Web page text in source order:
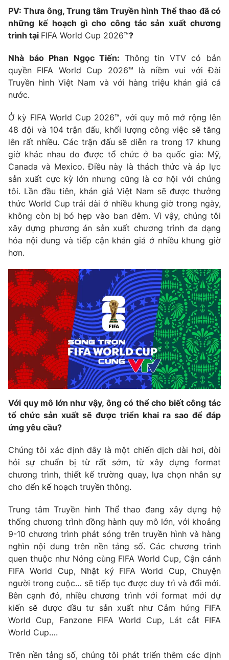
Video Shorts video
VTV Sức khoẻ Bất động sản
VTV4 Vươn mình bằng AI
VTV9 VTV8
Liên hệ tòa soạn English
THỜI BÁO VTV
Theo dõi báo trên
Cơ quan chủ quản:Đài Truyền hình Việt Nam
Cơ quan báo chí:Thời báo VTV
Giấy phép hoạt động báo in và báo điện tử số 483/GP-BTTTT
cấp ngày 29/12/2023
Tổng Biên tập:Vũ Thanh Thủy
Phó Tổng Biên tập:Nguyễn Thị Mỹ Hạnh, Phạm Quốc Thắng,
Nguyễn Trọng Ninh
Tổng đài VTV:024.38 355 931 - 024.38 355 932
Ðiện thoại Thời báo VTV: 024.66 897 897
Email:toasoan@vtv.vn
Liên hệ quảng cáo: 024-7300.7108
® Cấm sao chép dưới mọi hình thức nếu không có sự chấp
thuận bằng văn bản. Ghi rõ nguồn VTV.vn khi phát hành lại
thông tin từ website này.
PV: Thưa ông, Trung tâm Truyền hình Thể thao đã có
những kế hoạch gì cho công tác sản xuất chương
trình tại FIFA World Cup 2026™?
Nhà báo Phan Ngọc Tiến: Thông tin VTV có bản
quyền FIFA World Cup 2026™ là niềm vui với Đài
Truyền hình Việt Nam và với hàng triệu khán giả cả
nước.
Ở kỳ FIFA World Cup 2026™, với quy mô mở rộng lên
48 đội và 104 trận đấu, khối lượng công việc sẽ tăng
lên rất nhiều. Các trận đấu sẽ diễn ra trong 17 khung
giờ khác nhau do được tổ chức ở ba quốc gia: Mỹ,
Canada và Mexico. Điều này là thách thức và áp lực
sản xuất cực kỳ lớn nhưng cũng là cơ hội với chúng
tôi. Lần đầu tiên, khán giả Việt Nam sẽ được thưởng
thức World Cup trải dài ở nhiều khung giờ trong ngày,
không còn bị bó hẹp vào ban đêm. Vì vậy, chúng tôi
xây dựng phương án sản xuất chương trình đa dạng
hóa nội dung và tiếp cận khán giả ở nhiều khung giờ
hơn.
Với quy mô lớn như vậy, ông có thể cho biết công tác
tổ chức sản xuất sẽ được triển khai ra sao để đáp
ứng yêu cầu?
Chúng tôi xác định đây là một chiến dịch dài hơi, đòi
hỏi sự chuẩn bị từ rất sớm, từ xây dựng format
chương trình, thiết kế trường quay, lựa chọn nhân sự
cho đến kế hoạch truyền thông.
Trung tâm Truyền hình Thể thao đang xây dựng hệ
thống chương trình đồng hành quy mô lớn, với khoảng
9-10 chương trình phát sóng trên truyền hình và hàng
nghìn nội dung trên nền tảng số. Các chương trình
quen thuộc như Nóng cùng FIFA World Cup, Cận cảnh
FIFA World Cup, Nhật ký FIFA World Cup, Chuyện
người trong cuộc… sẽ tiếp tục được duy trì và đổi mới.
Bên cạnh đó, nhiều chương trình với format mới dự
kiến sẽ được đầu tư sản xuất như Cảm hứng FIFA
World Cup, Fanzone FIFA World Cup, Lát cắt FIFA
World Cup….
Trên nền tảng số, chúng tôi phát triển thêm các định